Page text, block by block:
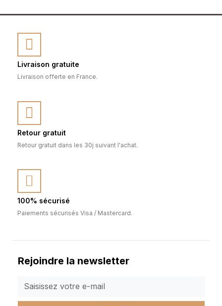
Livraison gratuite
Livraison offerte en France.
Retour gratuit
Retour gratuit dans les 30j suivant l'achat.
100% sécurisé
Paiements sécurisés Visa / Mastercard.
Rejoindre la newsletter